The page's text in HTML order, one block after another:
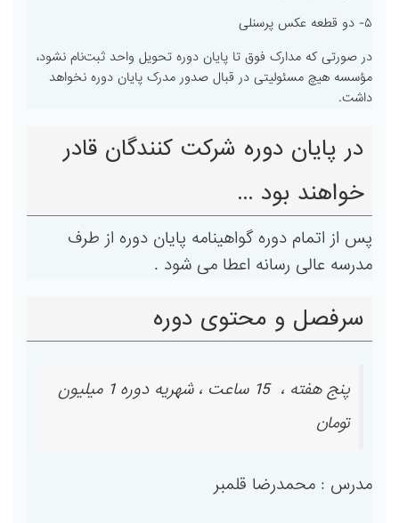
۵- دو قطعه عکس پرسنلی
در صورتی که مدارک فوق تا پایان دوره تحویل واحد ثبت‌نام نشود،
مؤسسه هیچ مسئولیتی در قبال صدور مدرک پایان دوره نخواهد
داشت.
در پایان دوره شرکت کنندگان قادر
خواهند بود ...
پس از اتمام دوره گواهینامه پایان دوره از طرف
مدرسه عالی رسانه اعطا می شود .
سرفصل و محتوی دوره
پنج هفته ، 15 ساعت ، شهریه دوره 1 میلیون
تومان
مدرس : محمدرضا قلمبر